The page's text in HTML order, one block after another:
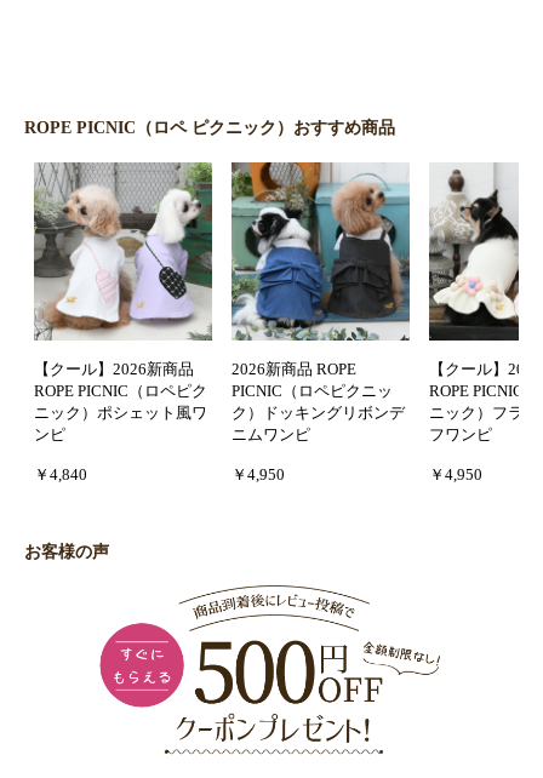
ROPE PICNIC（ロペ ピクニック）おすすめ商品
【クール】2026新商品
ROPE PICNIC（ロペピク
ニック）ポシェット風ワ
ンピ
￥4,840
2026新商品 ROPE
PICNIC（ロペピクニッ
ク）ドッキングリボンデ
ニムワンピ
￥4,950
【クール】
ROPE PICNIC
ニック）フラ
フワンピ
￥4,950
お客様の声